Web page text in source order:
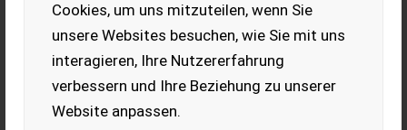
Cookies, um uns mitzuteilen, wenn Sie
unsere Websites besuchen, wie Sie mit uns
interagieren, Ihre Nutzererfahrung
verbessern und Ihre Beziehung zu unserer
Website anpassen.
Mobiles Sägwerk Pilous CTR750EV, Bj. 2022, wie neu,
serienmäßige AusstattungPreisänderungen vorbehalten,
Irrtümer, Druck- und Satzfehler vorbehalten
EUR 9.990 MwSt nicht ausweisbar